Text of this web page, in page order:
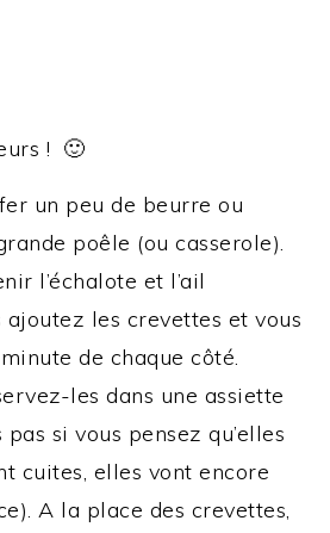
! 🙂
un peu de beurre ou
poêle (ou casserole).
l’échalote et l’ail
ajoutez les crevettes et vous
de chaque côté.
les dans une assiette
si vous pensez qu’elles
cuites, elles vont encore
A la place des crevettes,